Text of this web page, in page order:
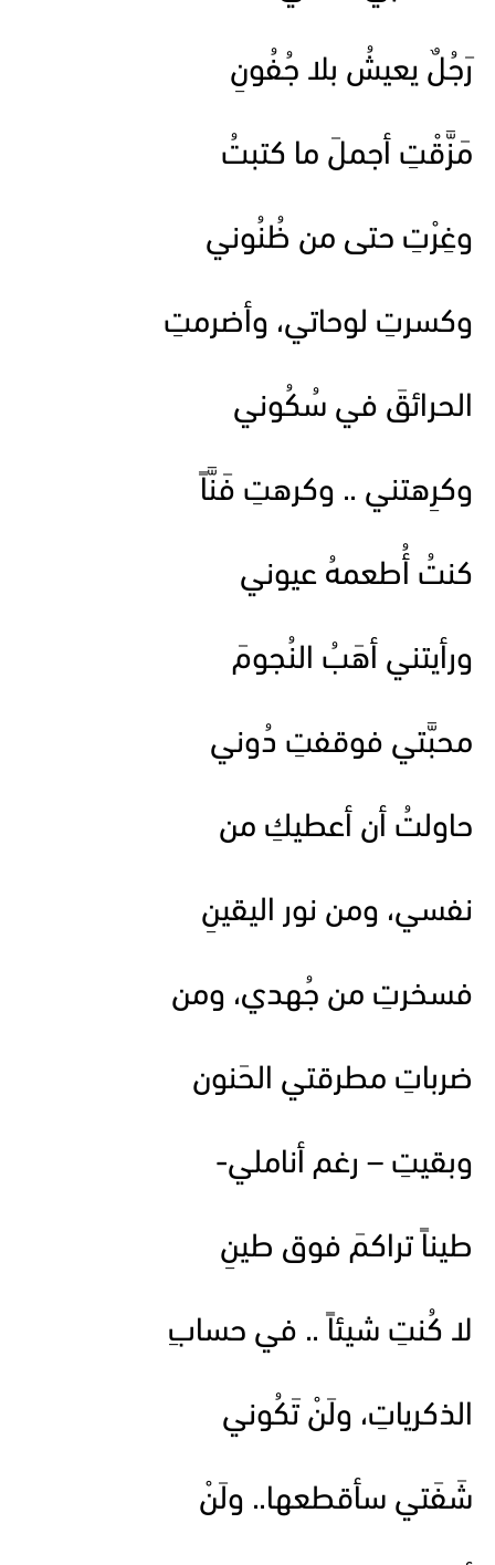
رَجُلٌ يعيشُ بلا جُفُونِ
مَزَّقْتِ أجملَ ما كتبتُ
وغِرْتِ حتى من ظُنُوني
وكسرتِ لوحاتي، وأضرمتِ
الحرائقَ في سُكُوني
وكرِهتني .. وكرهتِ فَنَّاً
كنتُ أُطعمهُ عيوني
ورأيتني أهَبُ النُجومَ
محبَّتي فوقفتِ دُوني
حاولتُ أن أعطيكِ من
نفسي، ومن نور اليقينِ
فسخرتِ من جُهدي، ومن
ضرباتِ مطرقتي الحَنون
وبقيتِ – رغم أناملي-
طيناً تراكمَ فوق طينِ
لا كُنتِ شيئاً .. في حسابِ
الذكرياتِ، ولَنْ تَكُوني
شَفَتي سأقطعها.. ولَنْ